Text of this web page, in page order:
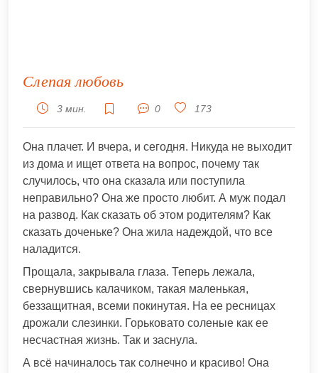
Слепая любовь
3 мин. 0 173
Она плачет. И вчера, и сегодня. Никуда не выходит
из дома и ищет ответа на вопрос, почему так
случилось, что она сказала или поступила
неправильно? Она же просто любит. А муж подал
на развод. Как сказать об этом родителям? Как
сказать доченьке? Она жила надеждой, что все
наладится.
Прощала, закрывала глаза. Теперь лежала,
свернувшись калачиком, такая маленькая,
беззащитная, всеми покинутая. На ее ресницах
дрожали слезинки. Горьковато соленые как ее
несчастная жизнь. Так и заснула.
А всё начиналось так солнечно и красиво! Она